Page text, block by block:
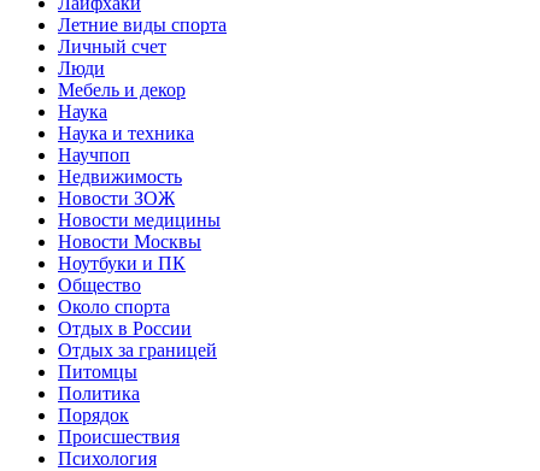
Летние виды спорта
Личный счет
Люди
Мебель и декор
Наука
Наука и техника
Научпоп
Недвижимость
Новости ЗОЖ
Новости медицины
Новости Москвы
Ноутбуки и ПК
Общество
Около спорта
Отдых в России
Отдых за границей
Питомцы
Политика
Порядок
Происшествия
Психология